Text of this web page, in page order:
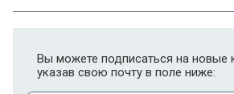
Вы можете подписаться на новые
указав свою почту в поле ниже: